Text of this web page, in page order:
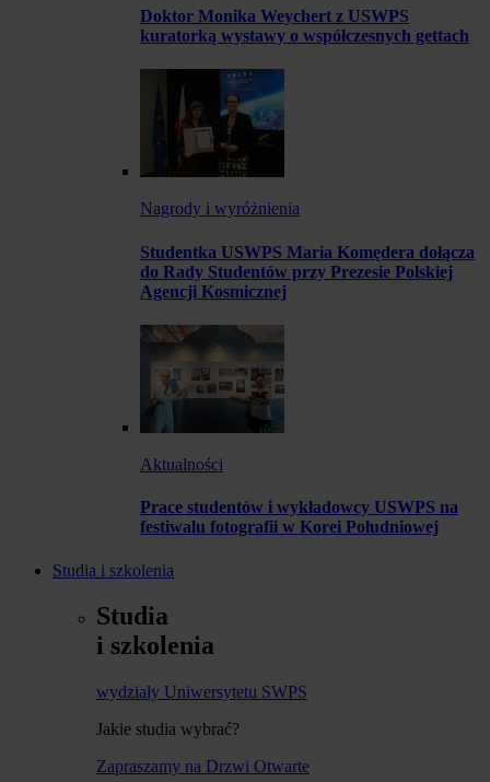
Doktor Monika Weychert z USWPS
kuratorką wystawy o współczesnych gettach
Nagrody i wyróżnienia
Studentka USWPS Maria Komędera dołącza
do Rady Studentów przy Prezesie Polskiej
Agencji Kosmicznej
Aktualności
Prace studentów i wykładowcy USWPS na
festiwalu fotografii w Korei Południowej
Studia i szkolenia
Studia
i szkolenia
wydziały Uniwersytetu SWPS
Jakie studia wybrać?
Zapraszamy na Drzwi Otwarte